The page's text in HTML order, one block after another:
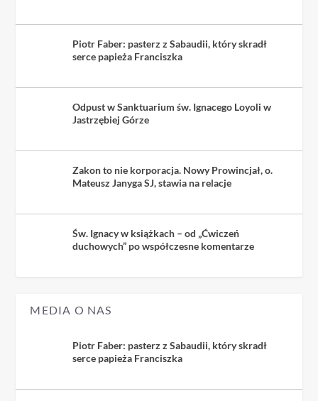
Piotr Faber: pasterz z Sabaudii, który skradł
serce papieża Franciszka
Odpust w Sanktuarium św. Ignacego Loyoli w
Jastrzębiej Górze
Zakon to nie korporacja. Nowy Prowincjał, o.
Mateusz Janyga SJ, stawia na relacje
Św. Ignacy w książkach – od „Ćwiczeń
duchowych” po współczesne komentarze
MEDIA O NAS
Piotr Faber: pasterz z Sabaudii, który skradł
serce papieża Franciszka